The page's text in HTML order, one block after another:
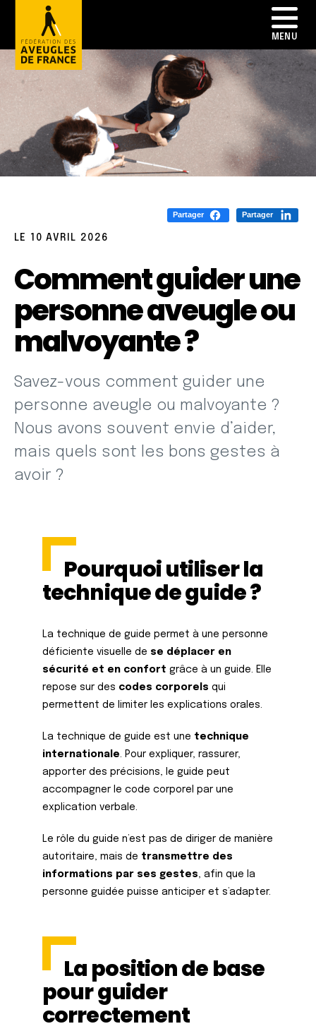
Partager Partager
LE 10 AVRIL 2026
Comment guider une
personne aveugle ou
malvoyante ?
Savez-vous comment guider une
personne aveugle ou malvoyante ?
Nous avons souvent envie d’aider,
mais quels sont les bons gestes à
avoir ?
Pourquoi utiliser la
technique de guide ?
La technique de guide permet à une personne
déficiente visuelle de se déplacer en
sécurité et en confort grâce à un guide. Elle
repose sur des codes corporels qui
permettent de limiter les explications orales.
La technique de guide est une technique
internationale. Pour expliquer, rassurer,
apporter des précisions, le guide peut
accompagner le code corporel par une
explication verbale.
Le rôle du guide n’est pas de diriger de manière
autoritaire, mais de transmettre des
informations par ses gestes, afin que la
personne guidée puisse anticiper et s’adapter.
La position de base
pour guider
correctement